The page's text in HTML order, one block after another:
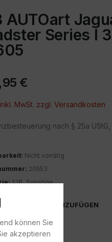
AUTOart
Series I
€
MwSt. zzgl.Versandkosten
nach § 25a
Nicht vorrätig
20553
1:18,Sonstige
MERKLISTE HINZUFÜGEN
können Sie
akzeptieren